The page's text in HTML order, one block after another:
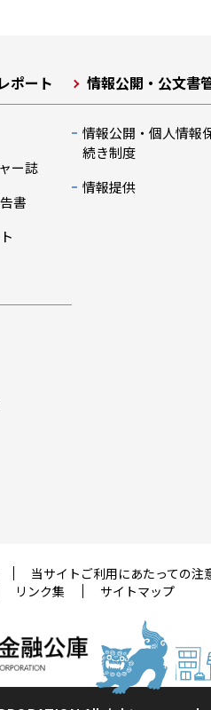
ポート
ー誌
書
情報公開・公文書
情報公開・個人情報
続き制度
情報提供
当サイトご利用にあたっての注
リンク集 サイトマップ